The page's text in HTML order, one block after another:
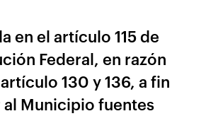
en el artículo 115 de
Federal, en razón
130 y 136, a fin
Municipio fuentes